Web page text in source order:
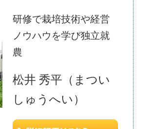
研修で栽培技術や経営
ノウハウを学び独立就
農
松井 秀平（まつい
しゅうへい）